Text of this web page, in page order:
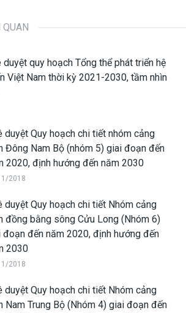
duyệt quy hoạch Tổng thể phát triển hệ
Việt Nam thời kỳ 2021-2030, tầm nhìn
duyệt Quy hoạch chi tiết nhóm cảng
Đông Nam Bộ (nhóm 5) giai đoạn đến
2020, định hướng đến năm 2030
2018
duyệt Quy hoạch chi tiết Nhóm cảng
đồng bằng sông Cửu Long (Nhóm 6)
đoạn đến năm 2020, định hướng đến
2030
2018
duyệt Quy hoạch chi tiết Nhóm cảng
Nam Trung Bộ (Nhóm 4) giai đoạn đến